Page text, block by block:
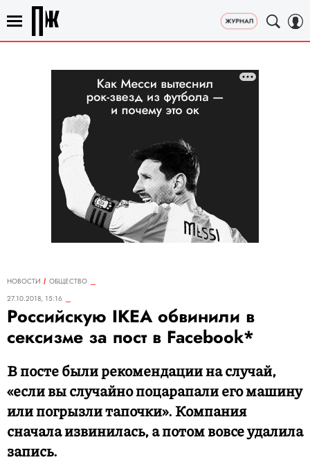
НОВОСТИ
ОБЩЕСТВО
27.10.2018, 15:16
Российскую IKEA обвинили в
сексизме за пост в Facebook*
В посте были рекомендации на случай,
«если вы случайно поцарапали его машину
или погрызли тапочки». Компания
сначала извинилась, а потом вовсе удалила
запись.